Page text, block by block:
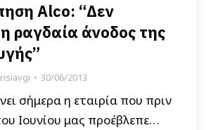
Alco: “Δεν
ραγδαία άνοδος της
30/06/2013
σήμερα η εταιρία που πριν
Ιουνίου μας προέβλεπε…